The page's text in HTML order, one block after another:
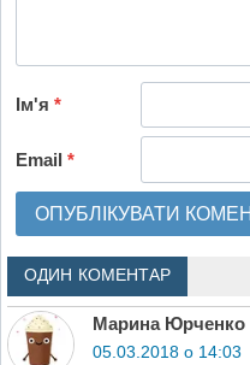
Ім'я*
Email*
ОДИН КОМЕНТАР
Марина Юрченко
05.03.2018 о 14:03